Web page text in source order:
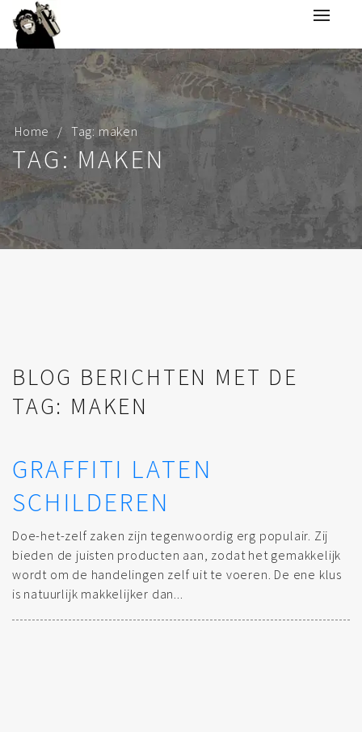
Home Tag: maken
TAG: MAKEN
BLOG BERICHTEN MET DE
TAG: MAKEN
GRAFFITI LATEN
SCHILDEREN
Doe-het-zelf zaken zijn tegenwoordig erg populair. Zij
bieden de juisten producten aan, zodat het gemakkelijk
wordt om de handelingen zelf uit te voeren. De ene klus
is natuurlijk makkelijker dan...